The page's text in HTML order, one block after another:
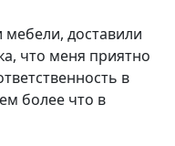
мебели, доставили
что меня приятно
в
более что в